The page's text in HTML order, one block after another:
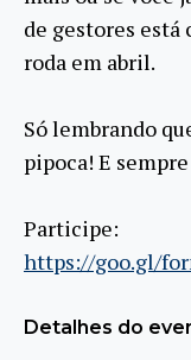
de gestores está
roda em abril.
Só lembrando
pipoca! E
Participe:
https://goo.gl/
Detalhes do